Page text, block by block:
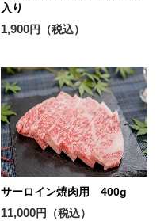
入り
1,900円（税込）
サーロイン焼肉用 400g
11,000円（税込）